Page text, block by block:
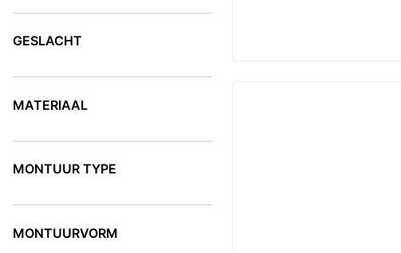
GESLACHT
MATERIAAL
MONTUUR TYPE
MONTUURVORM